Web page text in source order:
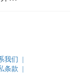
我们 |
条款 |